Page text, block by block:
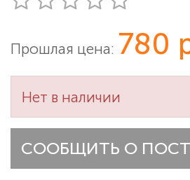
Прошлая цена: 780
Нет в наличии
СООБЩИТЬ О